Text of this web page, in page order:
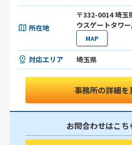
所在地
〒332-0014 埼玉
ウスゲートタワ
MAP
対応エリア 埼玉県
事務所の詳細を
お問合わせはこち